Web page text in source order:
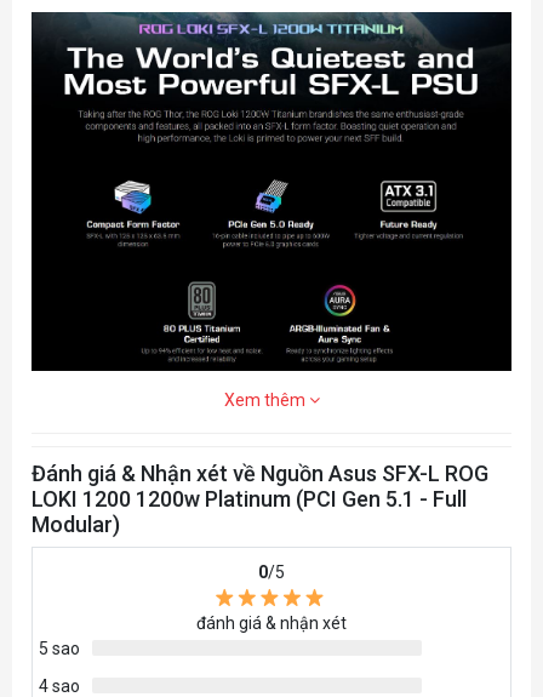
Kết nối
MB 24/20-pin x 1
CPU 4+4-pin x 2
component side)
SATA x 6
PERIPHERAL x 4
ARGB
Xem thêm
Đánh giá & Nhận xét về Nguồn Asus SFX-L ROG
LOKI 1200 1200w Platinum (PCI Gen 5.1 - Full
Modular)
0/5
đánh giá & nhận xét
5 sao
4 sao